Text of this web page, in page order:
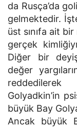
da Rusça’da
gelmektedir.
üst sınıfa ait
gerçek
Diğer bir
değer
Golyadkin’in
büyük Bay
Ancak büyük